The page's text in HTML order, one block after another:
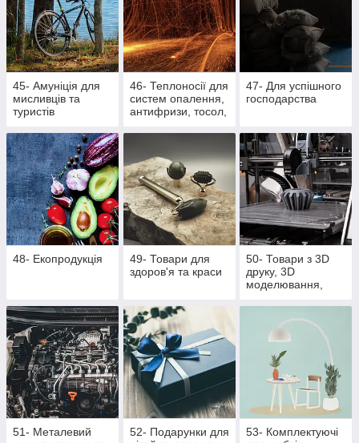
45- Амуніція для
мисливців та
туристів
46- Теплоносії для
систем опалення,
антифризи, тосол,
багаття, активна
47- Для успішного
господарства
48- Екопродукція
49- Товари для
здоров'я та краси
50- Товари з 3D
друку, 3D
моделювання,
та литті під тиском
51- Металевий
52- Подарунки для
53- Комплектуючі